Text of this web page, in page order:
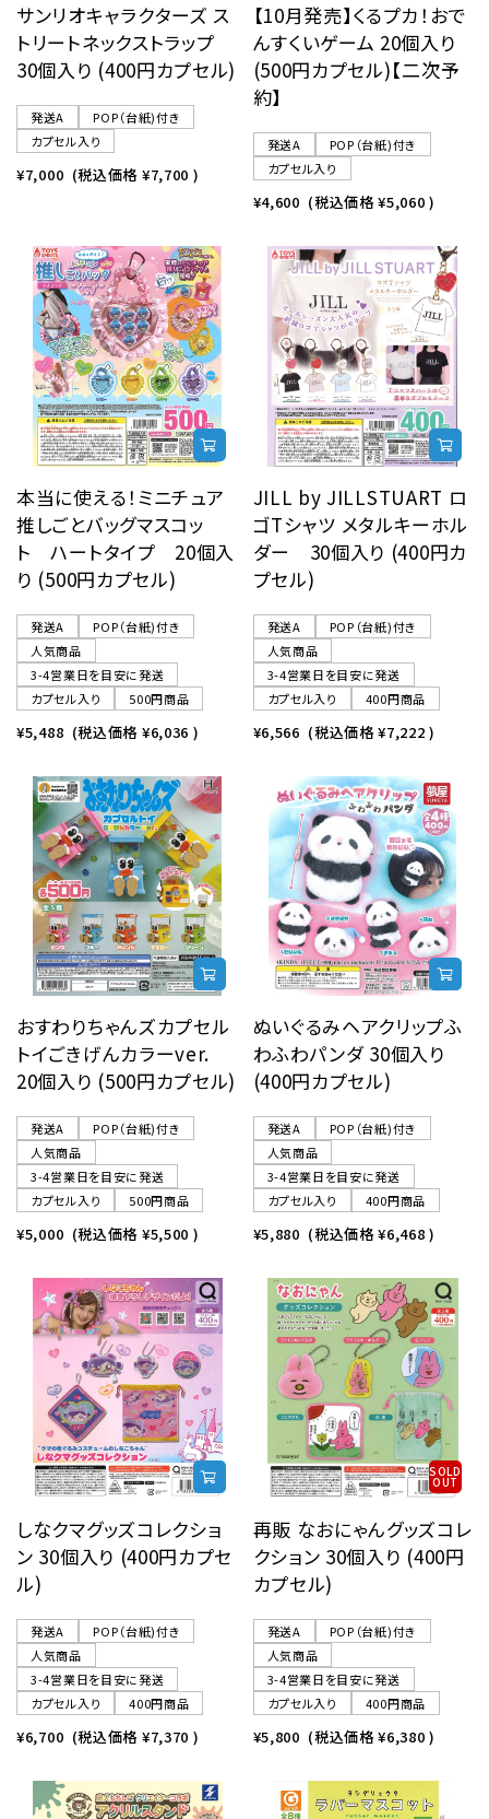
サンリオキャラクターズ ス
トリートネックストラップ
30個入り (400円カプセル)
発送A
POP（台紙)付き
カプセル入り
¥7,000 (税込価格 ¥7,700 )
【10月発売】くるプカ！おで
んすくいゲーム 20個入り
(500円カプセル)【二次予
約】
発送A
POP（台紙)付き
カプセル入り
¥4,600 (税込価格¥5,060 )
本当に使える！ミニチュア
推しごとバッグマスコッ
ト ハートタイプ 20個入
り (500円カプセル)
発送A
POP（台紙)付き
人気商品
3-4営業日を目安に発送
カプセル入り
500円商品
¥5,488 (税込価格 ¥6,036 )
JILL by JILLSTUART ロ
ゴTシャツ メタルキーホル
ダー 30個入り (400円カ
プセル)
発送A
POP（台紙)付き
人気商品
3-4営業日を目安に発送
カプセル入り
400円商品
¥6,566 (税込価格¥7,222 )
おすわりちゃんズカプセル
トイごきげんカラーver.
20個入り (500円カプセル)
発送A
POP（台紙)付き
人気商品
3-4営業日を目安に発送
カプセル入り
500円商品
¥5,000 (税込価格 ¥5,500 )
ぬいぐるみヘアクリップふ
わふわパンダ 30個入り
(400円カプセル)
発送A
POP（台紙)付き
人気商品
3-4営業日を目安に発送
カプセル入り
400円商品
¥5,880 (税込価格¥6,468 )
しなクマグッズコレクショ
ン 30個入り (400円カプセ
ル)
発送A
POP（台紙)付き
人気商品
3-4営業日を目安に発送
カプセル入り
400円商品
¥6,700 (税込価格 ¥7,370 )
SOLD
OUT
再販 なおにゃんグッズコレ
クション 30個入り (400円
カプセル)
発送A
POP（台紙)付き
人気商品
3-4営業日を目安に発送
カプセル入り
400円商品
¥5,800 (税込価格¥6,380 )